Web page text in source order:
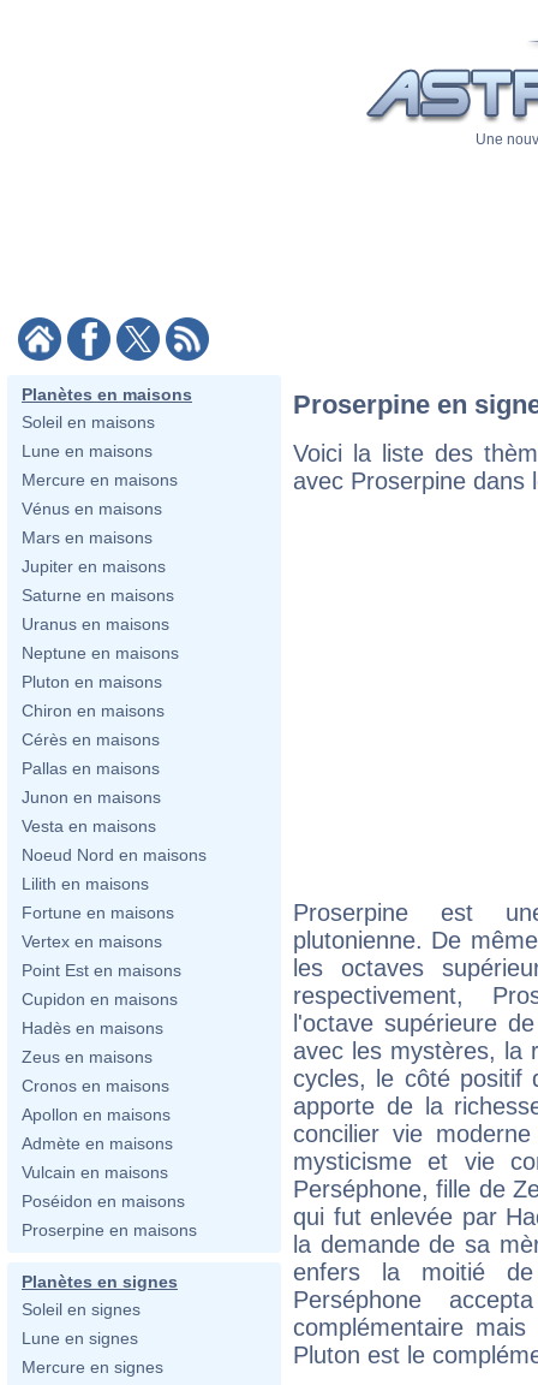
Une
Planètes en maisons
Soleil en maisons
Lune en maisons
Mercure en maisons
Vénus en maisons
Mars en maisons
Jupiter en maisons
Saturne en maisons
Uranus en maisons
Neptune en maisons
Pluton en maisons
Chiron en maisons
Cérès en maisons
Pallas en maisons
Junon en maisons
Vesta en maisons
Noeud Nord en maisons
Lilith en maisons
Fortune en maisons
Vertex en maisons
Point Est en maisons
Cupidon en maisons
Hadès en maisons
Zeus en maisons
Cronos en maisons
Apollon en maisons
Admète en maisons
Vulcain en maisons
Poséidon en maisons
Proserpine en maisons
Planètes en signes
Soleil en signes
Lune en signes
Mercure en signes
Proserpine en
Voici la liste des
avec Proserpine dans
Proserpine est
plutonienne. De
les octaves
respectivement,
l'octave supérieure
avec les mystères, la
cycles, le côté positif
apporte de la
concilier vie
mysticisme et vie
Perséphone, fille de
qui fut enlevée par
la demande de sa
enfers la moitié
Perséphone
complémentaire
Pluton est le